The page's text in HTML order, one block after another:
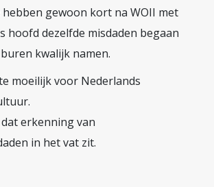
hebben gewoon kort na WOII met
hoofd dezelfde misdaden begaan
kwalijk namen.
moeilijk voor Nederlands
erkenning van
in het vat zit.